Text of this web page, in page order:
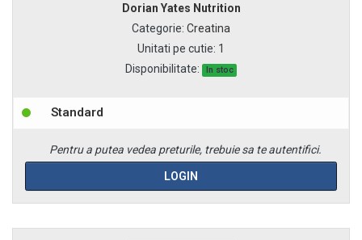
Dorian Yates Nutrition
Categorie: Creatina
Unitati pe cutie: 1
Disponibilitate:
In stoc
Standard
Pentru a putea vedea preturile, trebuie sa te autentifici.
LOGIN